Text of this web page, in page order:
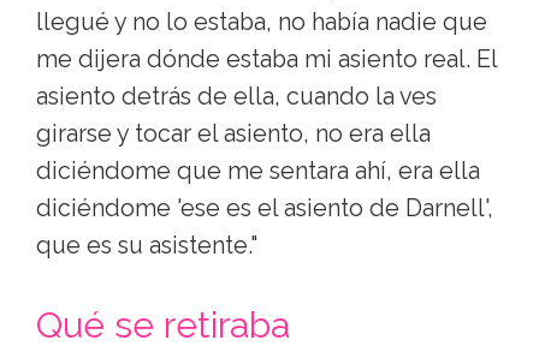
llegué y no lo estaba, no había nadie que
me dijera dónde estaba mi asiento real. El
asiento detrás de ella, cuando la ves
girarse y tocar el asiento, no era ella
diciéndome que me sentara ahí, era ella
diciéndome 'ese es el asiento de Darnell',
que es su asistente."
Qué se retiraba